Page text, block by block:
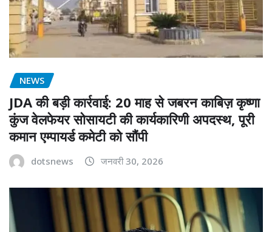
NEWS
JDA की बड़ी कार्रवाई: 20 माह से जबरन काबिज़ कृष्णा
कुंज वेलफेयर सोसायटी की कार्यकारिणी अपदस्थ, पूरी
कमान एम्पायर्ड कमेटी को सौंपी
dotsnews जनवरी 30, 2026